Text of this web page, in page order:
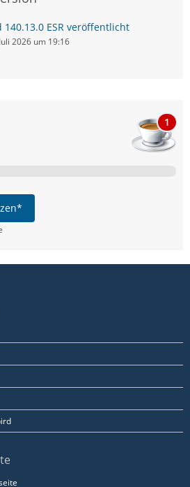
ESR veröffentlicht
2026 um 19:16
1